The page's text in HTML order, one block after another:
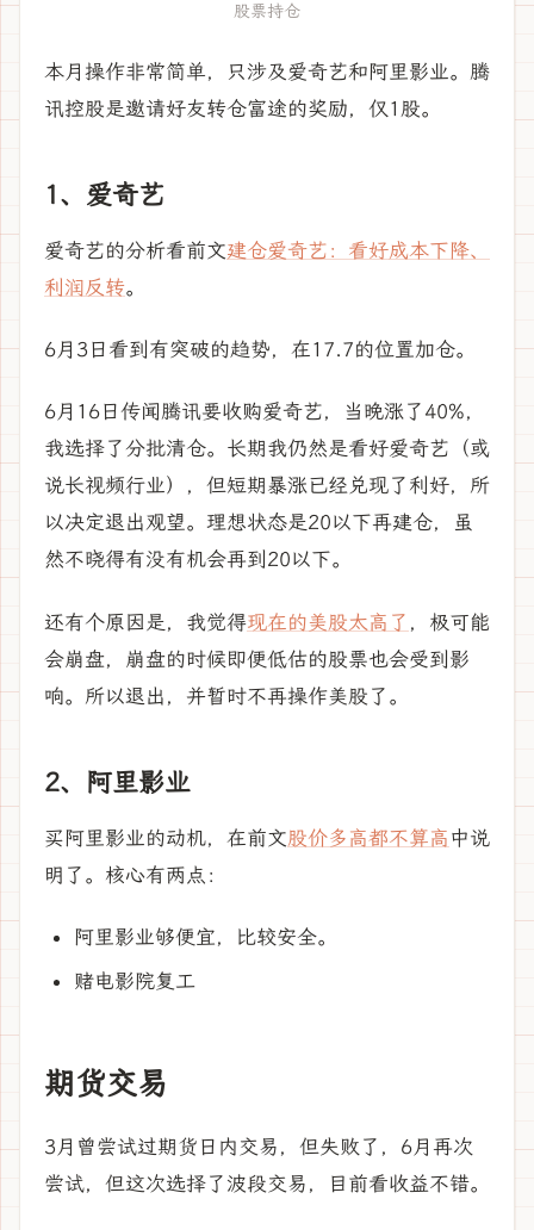
股票持仓
本月操作非常简单，只涉及爱奇艺和阿里影业。腾
讯控股是邀请好友转仓富途的奖励，仅1股。
1、爱奇艺
爱奇艺的分析看前文建仓爱奇艺：看好成本下降、
利润反转。
6月3日看到有突破的趋势，在17.7的位置加仓。
6月16日传闻腾讯要收购爱奇艺，当晚涨了40%，
我选择了分批清仓。长期我仍然是看好爱奇艺（或
说长视频行业），但短期暴涨已经兑现了利好，所
以决定退出观望。理想状态是20以下再建仓，虽
然不晓得有没有机会再到20以下。
还有个原因是，我觉得现在的美股太高了 ，极可能
会崩盘，崩盘的时候即便低估的股票也会受到影
响。所以退出，并暂时不再操作美股了。
2、阿里影业
买阿里影业的动机，在前文股价多高都不算高 中说
明了。核心有两点：
阿里影业够便宜，比较安全。
赌电影院复工
期货交易
3月曾尝试过期货日内交易，但失败了，6月再次
尝试，但这次选择了波段交易，目前看收益不错。